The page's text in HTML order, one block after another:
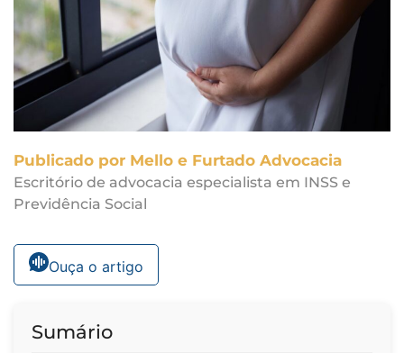
Publicado por Mello e Furtado Advocacia
Escritório de advocacia especialista em INSS e
Previdência Social
Ouça o artigo
Sumário